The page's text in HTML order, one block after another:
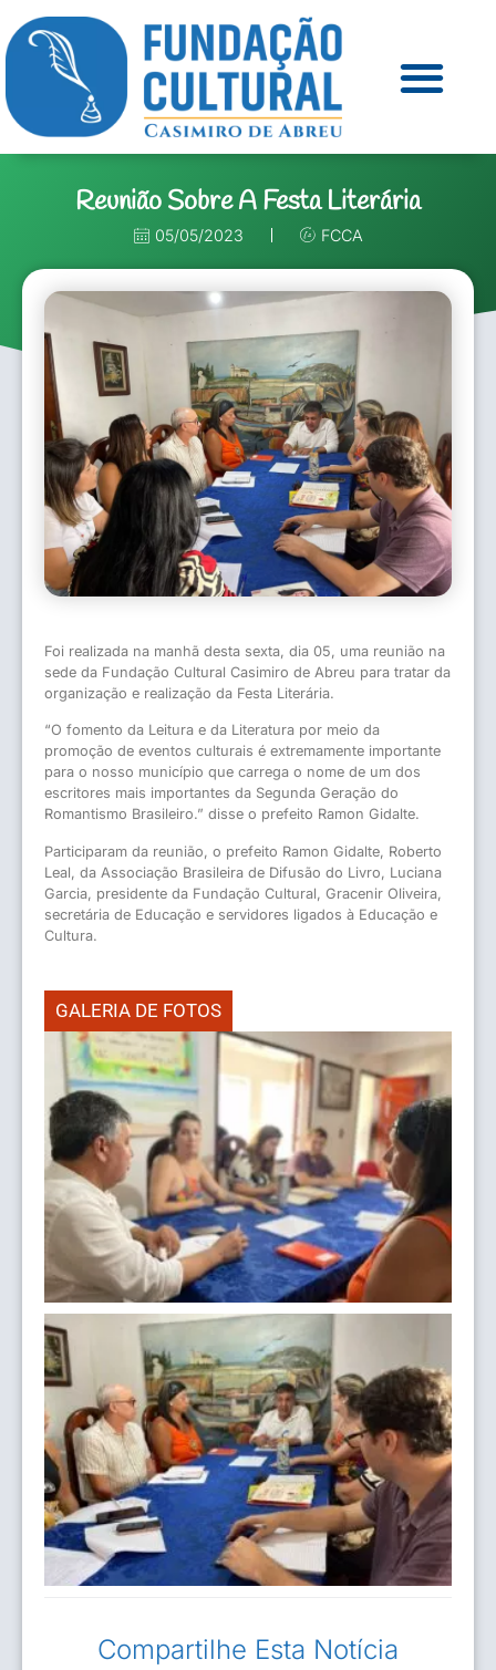
Reunião Sobre A Festa Literária
05/05/2023 FCCA
Foi realizada na manhã desta sexta, dia 05, uma reunião na
sede da Fundação Cultural Casimiro de Abreu para tratar da
organização e realização da Festa Literária.
“O fomento da Leitura e da Literatura por meio da
promoção de eventos culturais é extremamente importante
para o nosso município que carrega o nome de um dos
escritores mais importantes da Segunda Geração do
Romantismo Brasileiro.” disse o prefeito Ramon Gidalte.
Participaram da reunião, o prefeito Ramon Gidalte, Roberto
Leal, da Associação Brasileira de Difusão do Livro, Luciana
Garcia, presidente da Fundação Cultural, Gracenir Oliveira,
secretária de Educação e servidores ligados à Educação e
Cultura.
GALERIA DE FOTOS
Compartilhe Esta Notícia